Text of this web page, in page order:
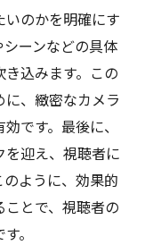
のかを明確にす
ーンなどの具体
込みます。この
、緻密なカメラ
です。最後に、
迎え、視聴者に
ように、効果的
とで、視聴者の
。